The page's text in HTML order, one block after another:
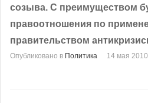
созыва. С преимуществом
правоотношения по
правительством
Опубликовано в Политика 14 мая 2010